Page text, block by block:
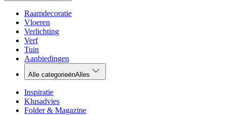
Raamdecoratie
Vloeren
Verlichting
Verf
Tuin
Aanbiedingen
Alle categorieënAlles
Inspiratie
Klusadvies
Folder & Magazine